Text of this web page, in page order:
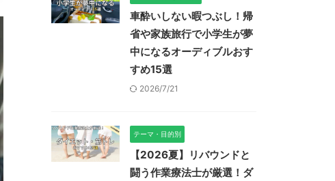
車酔いしない暇つぶし！帰
省や家族旅行で小学生が夢
中になるオーディブルおす
すめ15選
2026/7/21
テーマ・目的別
【2026夏】リバウンドと
闘う作業療法士が厳選！ダ